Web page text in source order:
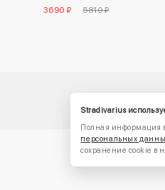
3690 ₽
5810 ₽
Stradivarius
Полная информация
персональных
сохранение cookie в